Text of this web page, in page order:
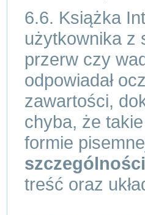
6.6. Książka
użytkownika z
przerw czy
odpowiadał
zawartości,
chyba, że
formie
szczególności
treść oraz